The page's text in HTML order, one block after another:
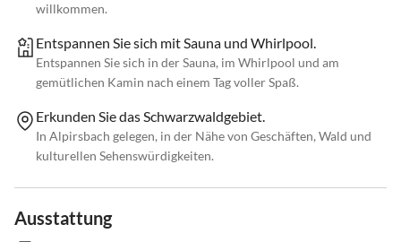
willkommen.
Entspannen Sie sich mit Sauna und Whirlpool.
Entspannen Sie sich in der Sauna, im Whirlpool und am
gemütlichen Kamin nach einem Tag voller Spaß.
Erkunden Sie das Schwarzwaldgebiet.
In Alpirsbach gelegen, in der Nähe von Geschäften, Wald und
kulturellen Sehenswürdigkeiten.
Ausstattung